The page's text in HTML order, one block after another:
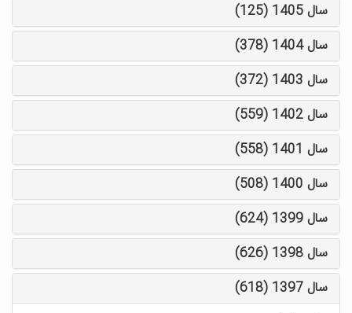
سال 1405 (125)
سال 1404 (378)
سال 1403 (372)
سال 1402 (559)
سال 1401 (558)
سال 1400 (508)
سال 1399 (624)
سال 1398 (626)
سال 1397 (618)